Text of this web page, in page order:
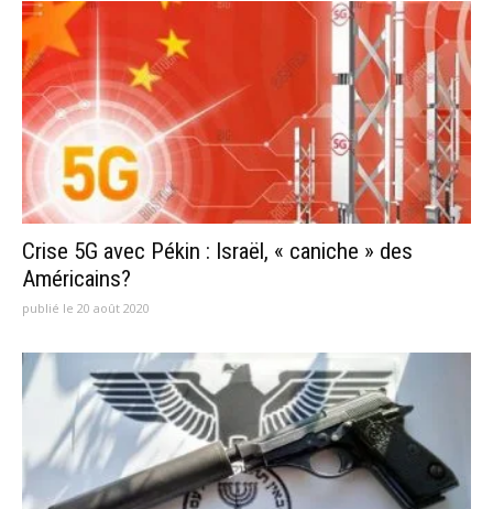
Crise 5G avec Pékin : Israël, « caniche » des
Américains?
publié le 20 août 2020